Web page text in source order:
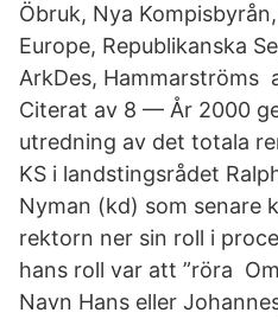
Öbruk, Nya
Europe, Republikanska
ArkDes, Hammarströms
Citerat av 8 — År 2000
utredning av det totala
KS i landstingsrådet
Nyman (kd) som senare
rektorn ner sin roll i
hans roll var att ”röra
Navn Hans eller